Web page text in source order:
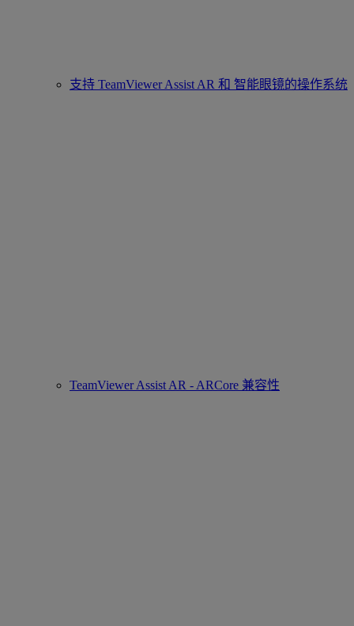
支持 TeamViewer Assist AR 和 智能眼镜的操作系统
TeamViewer Assist AR - ARCore 兼容性